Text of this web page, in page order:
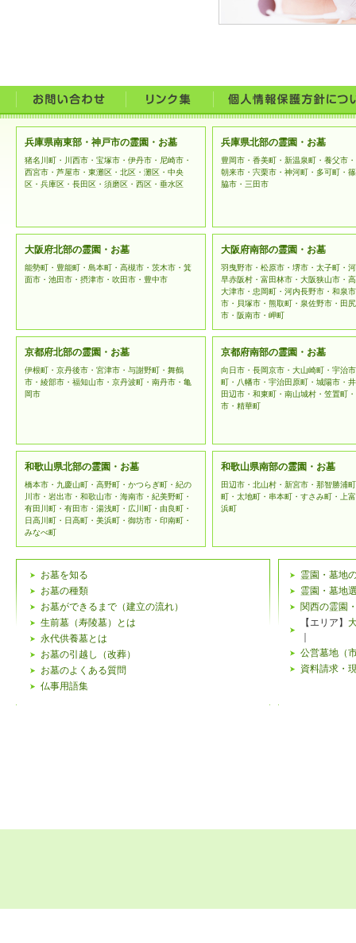
ご提供い
開示の要
提供する
上記例外
ご本人様
とともに
な管理を
用を行わ
個人情報
範の変更
予告なく
はホーム
登録情報
「霊園・お
ます。頂い
個人情
下記のよ
がござい
個人情
兵庫県南東部・神戸市の霊園・お墓
猪名川町・川西市・宝塚市・伊丹市・尼崎市・
西宮市・芦屋市・東灘区・北区・灘区・中央
区・兵庫区・長田区・須磨区・西区・垂水区
兵庫県北部の霊園・お墓
豊岡市・香美町・新温泉町・養父市
朝来市・宍栗市・神河町・多可町・
脇市・三田市
大阪府北部の霊園・お墓
能勢町・豊能町・島本町・高槻市・茨木市・箕
面市・池田市・摂津市・吹田市・豊中市
大阪府南部の霊園・お墓
羽曳野市・松原市・堺市・太子町・
早赤阪村・富田林市・大阪狭山市・
大津市・忠岡町・河内長野市・和泉
市・貝塚市・熊取町・泉佐野市・田
市・阪南市・岬町
京都府北部の霊園・お墓
伊根町・京丹後市・宮津市・与謝野町・舞鶴
市・綾部市・福知山市・京丹波町・南丹市・亀
岡市
京都府南部の霊園・お墓
向日市・長岡京市・大山崎町・宇治
町・八幡市・宇治田原町・城陽市・
田辺市・和東町・南山城村・笠置町
市・精華町
和歌山県北部の霊園・お墓
橋本市・九慶山町・高野町・かつらぎ町・紀の
川市・岩出市・和歌山市・海南市・紀美野町・
有田川町・有田市・湯浅町・広川町・由良町・
日高川町・日高町・美浜町・御坊市・印南町・
みなべ町
和歌山県南部の霊園・お墓
田辺市・北山村・新宮市・那智勝浦
町・太地町・串本町・すさみ町・上
浜町
お墓を知る
お墓の種類
お墓ができるまで（建立の流れ）
生前墓（寿陵墓）とは
永代供養墓とは
お墓の引越し（改葬）
お墓のよくある質問
仏事用語集
霊園・墓地
霊園・墓地
関西の霊園
【エリア】
公営墓地（
資料請求・